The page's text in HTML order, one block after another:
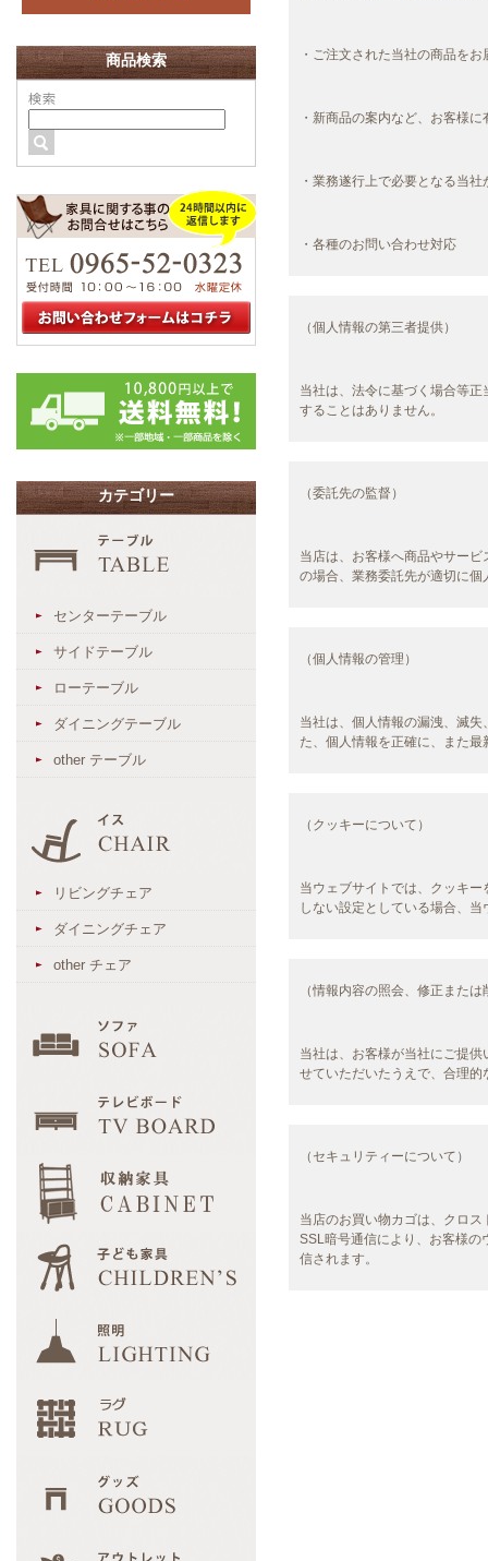
・ご注文された当社の商品を
・新商品の案内など、お客様
・業務遂行上で必要となる当
・各種のお問い合わせ対応
（個人情報の第三者提供）
当社は、法令に基づく場合等
することはありません。
（委託先の監督）
当店は、お客様へ商品やサー
の場合、業務委託先が適切に
（個人情報の管理）
当社は、個人情報の漏洩、滅
た、個人情報を正確に、また
（クッキーについて）
当ウェブサイトでは、クッキ
しない設定としている場合、
（情報内容の照会、修正または
当社は、お客様が当社にご提
せていただいたうえで、合理
（セキュリティーについて）
当店のお買い物カゴは、クロ
SSL暗号通信により、お客様の
信されます。
商品検索
カテゴリー
センターテーブル
サイドテーブル
ローテーブル
ダイニングテーブル
other テーブル
リビングチェア
ダイニングチェア
other チェア